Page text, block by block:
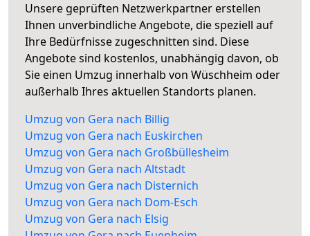
Unsere geprüften Netzwerkpartner erstellen
Ihnen unverbindliche Angebote, die speziell auf
Ihre Bedürfnisse zugeschnitten sind. Diese
Angebote sind kostenlos, unabhängig davon, ob
Sie einen Umzug innerhalb von Wüschheim oder
außerhalb Ihres aktuellen Standorts planen.
Umzug von Gera nach Billig
Umzug von Gera nach Euskirchen
Umzug von Gera nach Großbüllesheim
Umzug von Gera nach Altstadt
Umzug von Gera nach Disternich
Umzug von Gera nach Dom-Esch
Umzug von Gera nach Elsig